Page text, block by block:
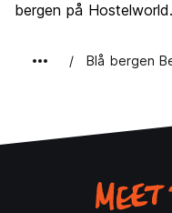
bergen på
Blå bergen